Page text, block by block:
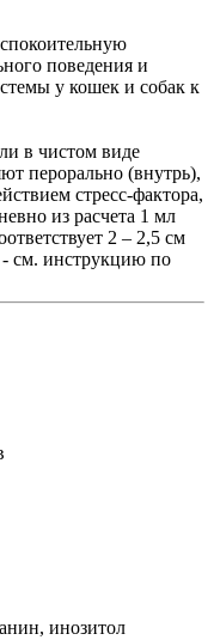
поведения и
у кошек и собак к
в чистом виде
перорально (внутрь),
стресс-фактора,
из расчета 1 мл
2 – 2,5 см
см. инструкцию по
инозитол